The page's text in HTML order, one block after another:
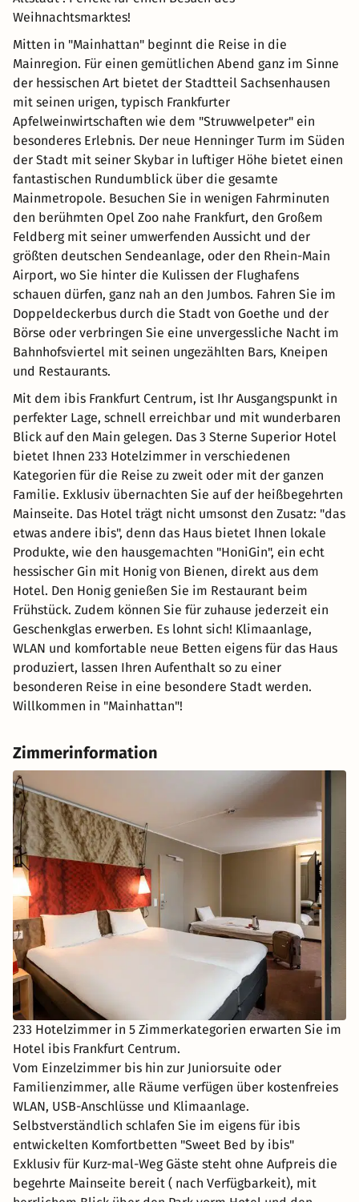
Weihnachtsmarktes!
Mitten in "Mainhattan" beginnt die Reise in die
Mainregion. Für einen gemütlichen Abend ganz im Sinne
der hessischen Art bietet der Stadtteil Sachsenhausen
mit seinen urigen, typisch Frankfurter
Apfelweinwirtschaften wie dem "Struwwelpeter" ein
besonderes Erlebnis. Der neue Henninger Turm im Süden
der Stadt mit seiner Skybar in luftiger Höhe bietet einen
fantastischen Rundumblick über die gesamte
Mainmetropole. Besuchen Sie in wenigen Fahrminuten
den berühmten Opel Zoo nahe Frankfurt, den Großem
Feldberg mit seiner umwerfenden Aussicht und der
größten deutschen Sendeanlage, oder den Rhein-Main
Airport, wo Sie hinter die Kulissen der Flughafens
schauen dürfen, ganz nah an den Jumbos. Fahren Sie im
Doppeldeckerbus durch die Stadt von Goethe und der
Börse oder verbringen Sie eine unvergessliche Nacht im
Bahnhofsviertel mit seinen ungezählten Bars, Kneipen
und Restaurants.
Mit dem ibis Frankfurt Centrum, ist Ihr Ausgangspunkt in
perfekter Lage, schnell erreichbar und mit wunderbaren
Blick auf den Main gelegen. Das 3 Sterne Superior Hotel
bietet Ihnen 233 Hotelzimmer in verschiedenen
Kategorien für die Reise zu zweit oder mit der ganzen
Familie. Exklusiv übernachten Sie auf der heißbegehrten
Mainseite. Das Hotel trägt nicht umsonst den Zusatz: "das
etwas andere ibis", denn das Haus bietet Ihnen lokale
Produkte, wie den hausgemachten "HoniGin", ein echt
hessischer Gin mit Honig von Bienen, direkt aus dem
Hotel. Den Honig genießen Sie im Restaurant beim
Frühstück. Zudem können Sie für zuhause jederzeit ein
Geschenkglas erwerben. Es lohnt sich! Klimaanlage,
WLAN und komfortable neue Betten eigens für das Haus
produziert, lassen Ihren Aufenthalt so zu einer
besonderen Reise in eine besondere Stadt werden.
Willkommen in "Mainhattan"!
Zimmerinformation
233 Hotelzimmer in 5 Zimmerkategorien erwarten Sie im
Hotel ibis Frankfurt Centrum.
Vom Einzelzimmer bis hin zur Juniorsuite oder
Familienzimmer, alle Räume verfügen über kostenfreies
WLAN, USB-Anschlüsse und Klimaanlage.
Selbstverständlich schlafen Sie im eigens für ibis
entwickelten Komfortbetten "Sweet Bed by ibis"
Exklusiv für Kurz-mal-Weg Gäste steht ohne Aufpreis die
begehrte Mainseite bereit ( nach Verfügbarkeit), mit